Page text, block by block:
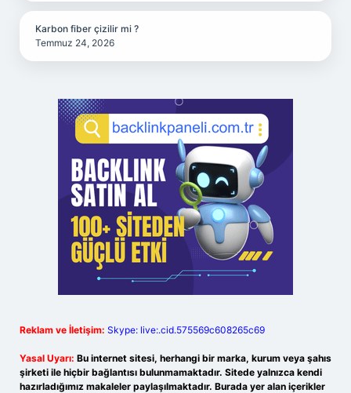
Karbon fiber çizilir mi ?
Temmuz 24, 2026
Reklam ve İletişim: Skype: live:.cid.575569c608265c69
Yasal Uyarı: Bu internet sitesi, herhangi bir marka, kurum veya şahıs
şirketi ile hiçbir bağlantısı bulunmamaktadır. Sitede yalnızca kendi
hazırladığımız makaleler paylaşılmaktadır. Burada yer alan içerikler